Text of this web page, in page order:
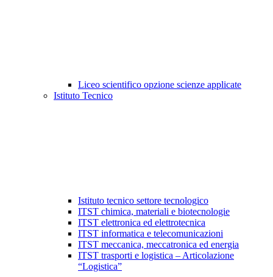
Liceo scientifico opzione scienze applicate
Istituto Tecnico
Istituto tecnico settore tecnologico
ITST chimica, materiali e biotecnologie
ITST elettronica ed elettrotecnica
ITST informatica e telecomunicazioni
ITST meccanica, meccatronica ed energia
ITST trasporti e logistica – Articolazione
“Logistica”